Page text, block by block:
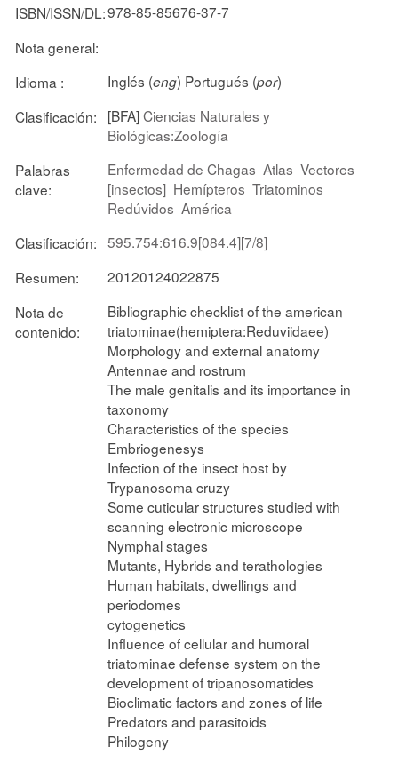
ISBN/ISSN/DL:978-85-85676-37-7
Nota general:
Idioma :
Inglés (eng) Portugués (por)
Clasificación:
[BFA]Ciencias Naturales y
Biológicas:Zoología
Palabras
clave:
Enfermedad de Chagas Atlas Vectores
[insectos] Hemípteros Triatominos
Redúvidos América
Clasificación: 595.754:616.9[084.4][7/8]
Resumen:
20120124022875
Nota de
contenido:
Bibliographic checklist of the american
triatominae(hemiptera:Reduviidaee)
Morphology and external anatomy
Antennae and rostrum
The male genitalis and its importance in
taxonomy
Characteristics of the species
Embriogenesys
Infection of the insect host by
Trypanosoma cruzy
Some cuticular structures studied with
scanning electronic microscope
Nymphal stages
Mutants, Hybrids and terathologies
Human habitats, dwellings and
periodomes
cytogenetics
Influence of cellular and humoral
triatominae defense system on the
development of tripanosomatides
Bioclimatic factors and zones of life
Predators and parasitoids
Philogeny